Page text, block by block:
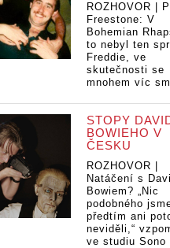
ROZHOVOR |
Freestone: V
Bohemian
to nebyl ten
Freddie, ve
skutečnosti se
mnohem víc
STOPY
BOWIEHO V
ČESKU
ROZHOVOR |
Natáčení s
Bowiem? „Nic
podobného
předtím ani
neviděli,“
ve studiu Sono